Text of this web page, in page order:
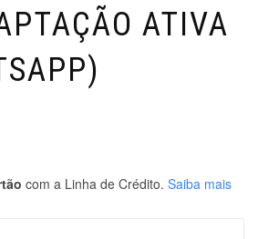
ATIVA
com a Linha de Crédito. Saiba mais